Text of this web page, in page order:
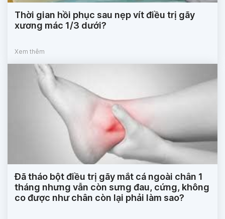
Thời gian hồi phục sau nẹp vít điều trị gãy
xương mác 1/3 dưới?
Xem thêm
Đã tháo bột điều trị gãy mắt cá ngoài chân 1
tháng nhưng vẫn còn sưng đau, cứng, không
co được như chân còn lại phải làm sao?